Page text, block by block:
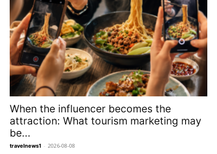
When the influencer becomes the
attraction: What tourism marketing may
be...
travelnews1 - 2026-08-08